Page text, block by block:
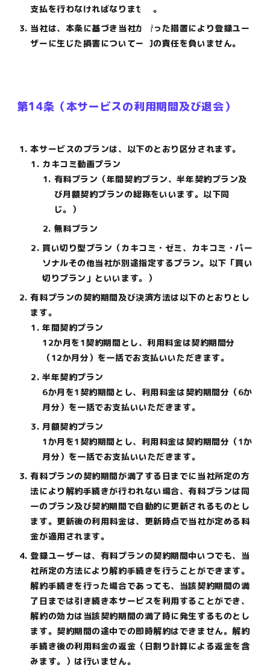
支払を行わなければなりません。
当社は、本条に基づき当社が行った措置により登録ユー
ザーに生じた損害について一切の責任を負いません。
第14条（本サービスの利用期間及び退会）
本サービスのプランは、以下のとおり区分されます。
カキコミ動画プラン
有料プラン（年間契約プラン、半年契約プラン及
び月額契約プランの総称をいいます。以下同
じ。）
無料プラン
買い切り型プラン（カキコミ・ゼミ、カキコミ・パー
ソナルその他当社が別途指定するプラン。以下「買い
切りプラン」といいます。）
有料プランの契約期間及び決済方法は以下のとおりとし
ます。
年間契約プラン
12か月を1契約期間とし、利用料金は契約期間分
（12か月分）を一括でお支払いいただきます。
半年契約プラン
6か月を1契約期間とし、利用料金は契約期間分（6か
月分）を一括でお支払いいただきます。
月額契約プラン
1か月を1契約期間とし、利用料金は契約期間分（1か
月分）を一括でお支払いいただきます。
有料プランの契約期間が満了する日までに当社所定の方
法により解約手続きが行われない場合、有料プランは同
一のプラン及び契約期間で自動的に更新されるものとし
ます。更新後の利用料金は、更新時点で当社が定める料
金が適用されます。
登録ユーザーは、有料プランの契約期間中いつでも、当
社所定の方法により解約手続きを行うことができます。
解約手続きを行った場合であっても、当該契約期間の満
了日までは引き続き本サービスを利用することができ、
解約の効力は当該契約期間の満了時に発生するものとし
ます。契約期間の途中での即時解約はできません。解約
手続き後の利用料金の返金（日割り計算による返金を含
みます。）は行いません。